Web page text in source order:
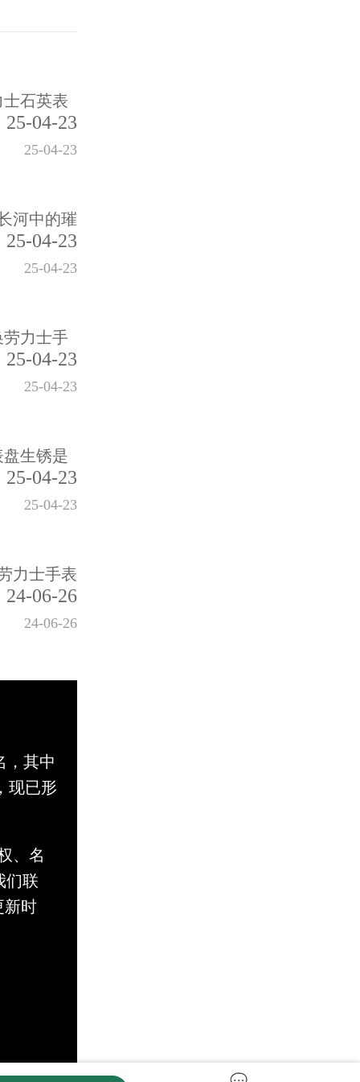
石英表
25-04-23
25-04-23
河中的璀
25-04-23
25-04-23
力士手
25-04-23
25-04-23
生锈是
25-04-23
25-04-23
力士手表
24-06-26
24-06-26
，其中
现已形
、名
们联
新时